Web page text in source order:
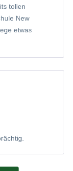
als
tollen
New
etwas